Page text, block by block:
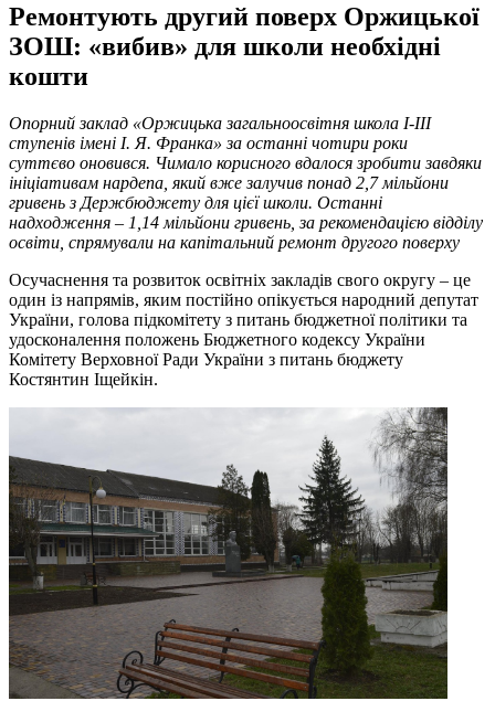
Ремонтують другий поверх Оржицької
ЗОШ: «вибив» для школи необхідні
кошти
Опорний заклад «Оржицьказагальноосвітня школа І-ІІІ
ступенів імені І. Я. Франка» за останні чотири роки
суттєво оновився. Чимало корисного вдалося зробитизавдяки
ініціативам нардепа, який вже залучив понад 2,7 мільйони
гривеньз Держбюджету для цієї школи. Останні
надходження – 1,14 мільйони гривень, за рекомендацією відділу
освіти спрямували на капітальний ремонт другого поверху
Осучаснення та розвиток освітніх закладів свого округу – це
один із напрямів, яким постійно опікується народний депутат
України, голова підкомітету з питань бюджетної політики та
удосконалення положень Бюджетного кодексу України
Комітету Верховної Ради України з питань бюджету
Костянтин Іщейкін.